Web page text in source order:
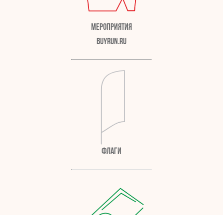
Мероприятия
BuyRun.ru
Флаги